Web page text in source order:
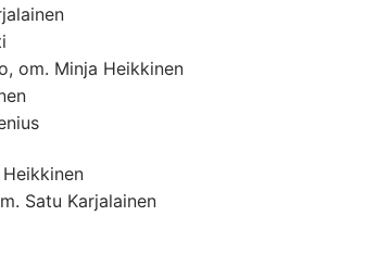
om. Minja Heikkinen
Satu Karjalainen